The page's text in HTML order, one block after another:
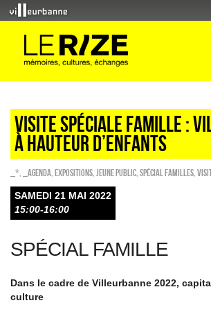
Visite spéciale famille :
à hauteur d’enfants
_* _Agenda EXPOSITIONS Jeune public Spécial familles
SAMEDI 21 MAI 2022
15:00-16:00
SPÉCIAL FAMILLE
Dans le cadre de Villeurbanne 2022,
culture